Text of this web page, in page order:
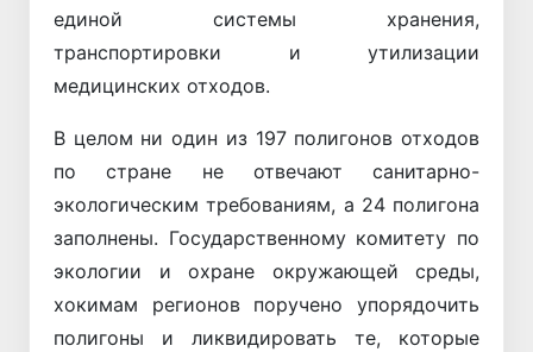
единой системы хранения,
транспортировки и утилизации
медицинских отходов.
В целом ни один из 197 полигонов отходов
по стране не отвечают санитарно-
экологическим требованиям, а 24 полигона
заполнены. Государственному комитету по
экологии и охране окружающей среды,
хокимам регионов поручено упорядочить
полигоны и ликвидировать те, которые